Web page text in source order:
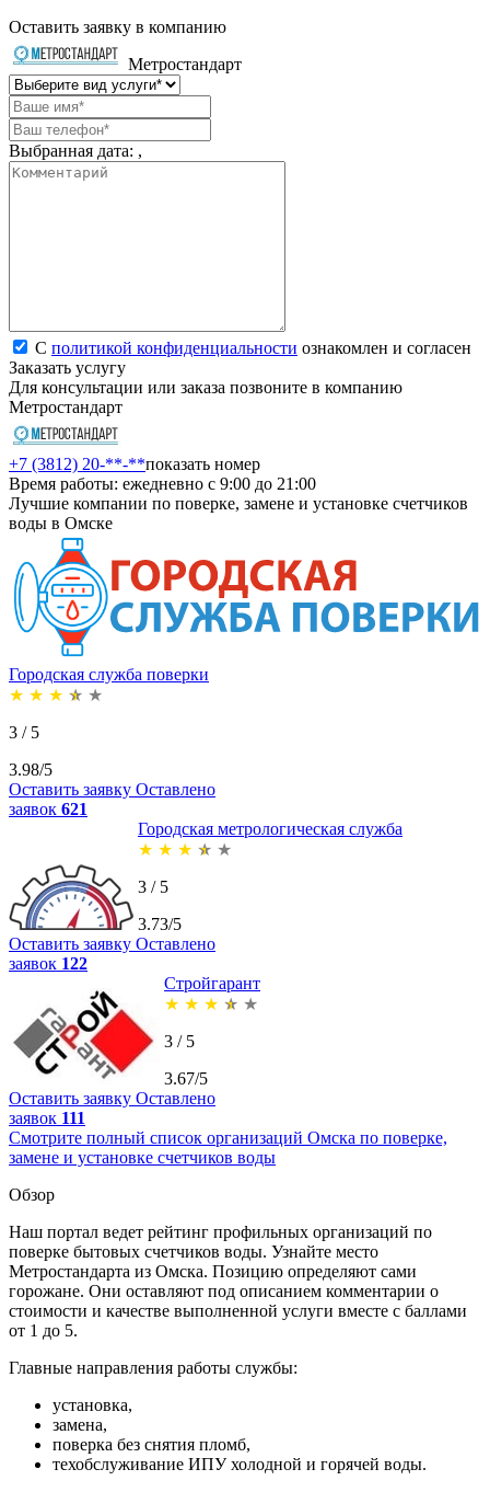
Оставить заявку в компанию
Метростандарт
Выбранная дата: ,
С политикой конфиденциальности ознакомлен и согласен
Заказать услугу
Для консультации или заказа позвоните в компанию
Метростандарт
+7 (3812) 20-**-**показать номер
Время работы: ежедневно с 9:00 до 21:00
Лучшие компании по поверке, замене и установке счетчиков
воды в Омске
Городская служба поверки
★ ★ ★ ★ ★
3 / 5
3.98/5
Оставить заявку Оставлено
заявок 621
Городская метрологическая служба
★ ★ ★ ★ ★
3 / 5
3.73/5
Оставить заявку Оставлено
заявок 122
Стройгарант
★ ★ ★ ★ ★
3 / 5
3.67/5
Оставить заявку Оставлено
заявок 111
Смотрите полный список организаций Омска по поверке,
замене и установке счетчиков воды
Обзор
Наш портал ведет рейтинг профильных организаций по
поверке бытовых счетчиков воды. Узнайте место
Метростандарта из Омска. Позицию определяют сами
горожане. Они оставляют под описанием комментарии о
стоимости и качестве выполненной услуги вместе с баллами
от 1 до 5.
Главные направления работы службы:
установка,
замена,
поверка без снятия пломб,
техобслуживание ИПУ холодной и горячей воды.